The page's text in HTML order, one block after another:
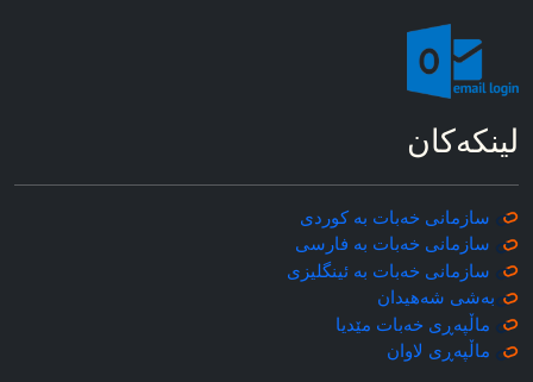
لینکه‌کان
سازمانی خه‌بات به کوردی
سازمانی خه‌بات به فارسی
سازمانی خه‌بات به ئینگلیزی
به‌شی شه‌هیدان
ماڵپه‌ڕی خه‌بات مێدیا
ماڵپه‌ڕی لاوان